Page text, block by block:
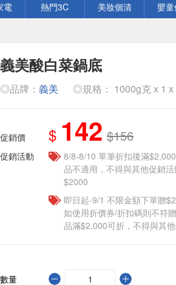
電 熱門3C 美妝個清 嬰
義美酸白菜鍋底
◎品牌： 義美 ◎規格： 1000g克 x 1 x
促銷價 $ 142 $156
促銷活動
8/8-8/10 單筆折扣後滿
品不適用，不得與其他促銷
$2000
即日起-9/1 不限金額下單贈
如使用折價券/折扣碼則不符
品滿$2,000可折，不得與其
數量